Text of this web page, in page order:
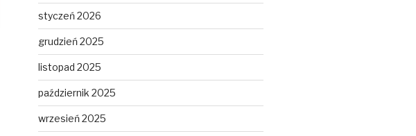
styczeń 2026
grudzień 2025
listopad 2025
październik 2025
wrzesień 2025